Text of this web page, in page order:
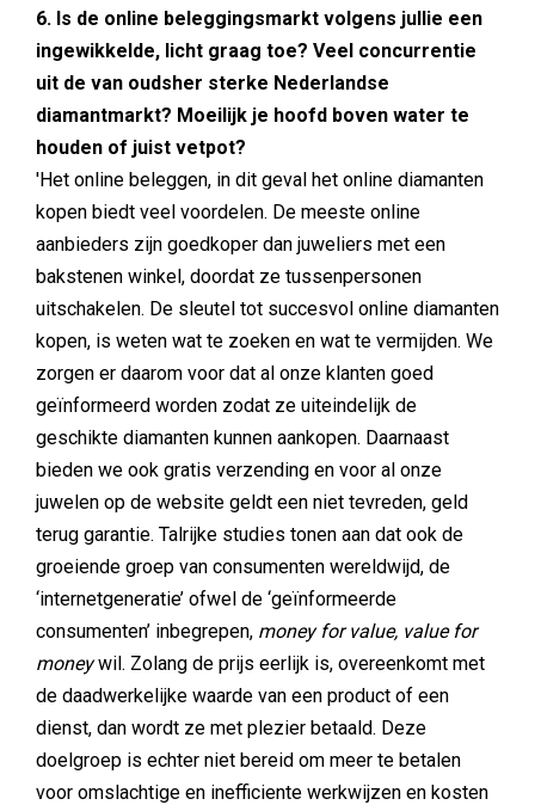
6. Is de online beleggingsmarkt volgens jullie een
ingewikkelde, licht graag toe? Veel concurrentie
uit de van oudsher sterke Nederlandse
diamantmarkt? Moeilijk je hoofd boven water te
houden of juist vetpot?
'Het online beleggen, in dit geval het online diamanten
kopen biedt veel voordelen. De meeste online
aanbieders zijn goedkoper dan juweliers met een
bakstenen winkel, doordat ze tussenpersonen
uitschakelen. De sleutel tot succesvol online diamanten
kopen, is weten wat te zoeken en wat te vermijden. We
zorgen er daarom voor dat al onze klanten goed
geïnformeerd worden zodat ze uiteindelijk de
geschikte diamanten kunnen aankopen. Daarnaast
bieden we ook gratis verzending en voor al onze
juwelen op de website geldt een niet tevreden, geld
terug garantie. Talrijke studies tonen aan dat ook de
groeiende groep van consumenten wereldwijd, de
‘internetgeneratie’ ofwel de ‘geïnformeerde
consumenten’ inbegrepen, money for value, value for
moneywil. Zolang de prijs eerlijk is, overeenkomt met
de daadwerkelijke waarde van een product of een
dienst, dan wordt ze met plezier betaald. Deze
doelgroep is echter niet bereid om meer te betalen
voor omslachtige en inefficiente werkwijzen en kosten